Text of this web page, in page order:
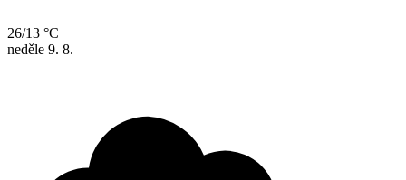
26/13 °C
neděle 9. 8.